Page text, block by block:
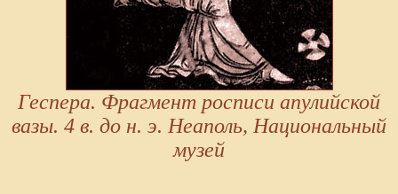
Геспера. Фрагмент росписи апулийской
вазы. 4 в. до н. э. Неаполь, Национальный
музей